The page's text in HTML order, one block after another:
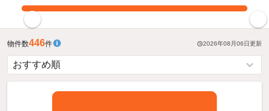
物件数446件 2026年08月06日更新